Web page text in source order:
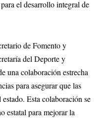
el desarrollo integral de
de Fomento y
del Deporte y
una colaboración estrecha
para asegurar que las
Esta colaboración se
estatal para mejorar la